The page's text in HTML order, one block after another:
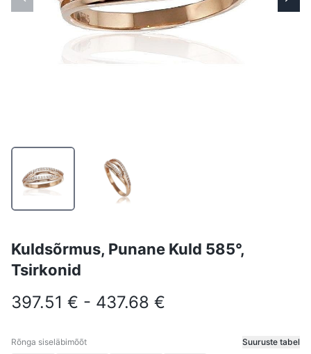
Kuldsõrmus, Punane Kuld 585°,
Tsirkonid
397.51 € - 437.68 €
Rõnga siseläbimõõt Suuruste tabel